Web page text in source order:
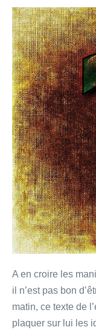
Plus
que
de
la
considération
A en croire les
il n’est pas bon
matin, ce texte de
plaquer sur lui les